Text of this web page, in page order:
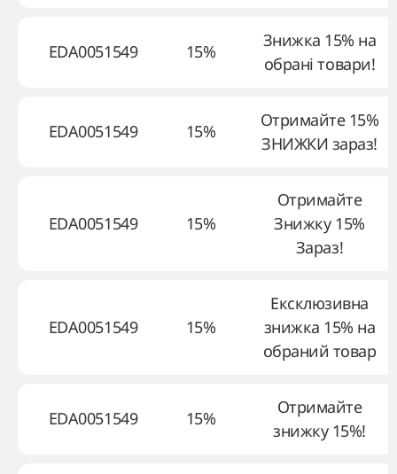
EDA0051549 15%
Знижка 15% на
обрані товари!
EDA0051549 15%
Отримайте 15%
ЗНИЖКИ зараз!
EDA0051549 15%
Отримайте
Знижку 15%
Зараз!
EDA0051549 15%
Ексклюзивна
знижка 15% на
обраний товар
EDA0051549 15%
Отримайте
знижку 15%!